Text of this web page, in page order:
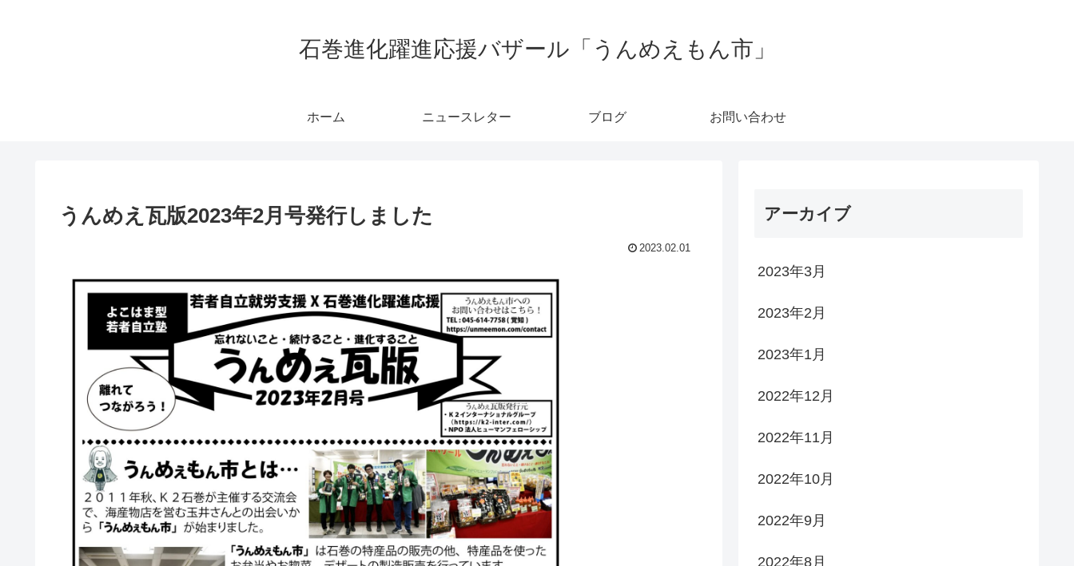
石巻進化躍進応援バザール「うんめえもん市」
ホーム ニュースレター ブログ お問い合わせ
うんめえ瓦版2023年2月号発行しました
2023.02.01
アーカイブ
2023年3月
2023年2月
2023年1月
2022年12月
2022年11月
2022年10月
2022年9月
2022年8月